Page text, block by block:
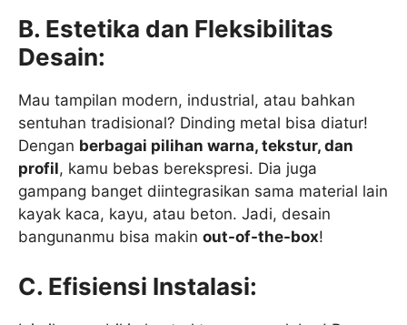
B. Estetika dan Fleksibilitas
Desain:
Mau tampilan modern, industrial, atau bahkan
sentuhan tradisional? Dinding metal bisa diatur!
Dengan berbagai pilihan warna, tekstur, dan
profil, kamu bebas berekspresi. Dia juga
gampang banget diintegrasikan sama material lain
kayak kaca, kayu, atau beton. Jadi, desain
bangunanmu bisa makin out-of-the-box!
C. Efisiensi Instalasi: